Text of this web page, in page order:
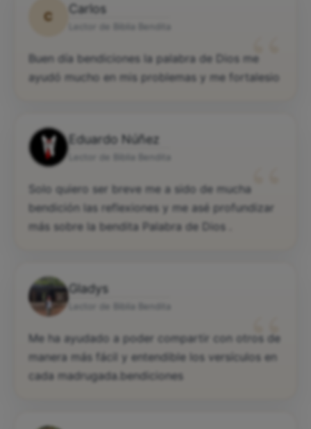
C
Carlos
“
Buen día bendiciones la palabra de Dios me
ayudó mucho en mis problemas y me fortalesio
Eduardo Núñez
“
Solo quiero ser breve me a sido de mucha
bendición las reflexiones y me asé profundizar
más sobre la bendita Palabra de Dios .
Gladys
“
Me ha ayudado a poder compartir con otros de
manera más fácil y entendible los versículos en
cada madrugada.bendiciones